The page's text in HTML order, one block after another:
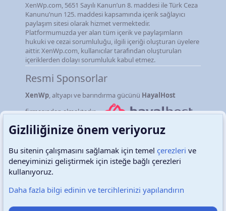
XenWp.com, 5651 Sayılı Kanun’un 8. maddesi ile Türk Ceza
Kanunu’nun 125. maddesi kapsamında içerik sağlayıcı
paylaşım sitesi olarak hizmet vermektedir.
Platformumuzda yer alan tüm içerik ve paylaşımların
hukuki ve cezai sorumluluğu, ilgili içeriği oluşturan üyelere
aittir. XenWp.com, kullanıcılar tarafından oluşturulan
içeriklerden dolayı sorumluluk kabul etmez.
Resmi Sponsorlar
XenWp, altyapı ve barındırma gücünü HayalHost
firmasından almaktadır.
Türkçe (TR) Çerezler
Destek talepleri Bize ulaşın Şartlar ve kurallar
Gizliliğinize önem veriyoruz
Bu sitenin çalışmasını sağlamak için temel çerezleri ve
deneyiminizi geliştirmek için isteğe bağlı çerezleri
kullanıyoruz.
Daha fazla bilgi edinin ve tercihlerinizi yapılandırın